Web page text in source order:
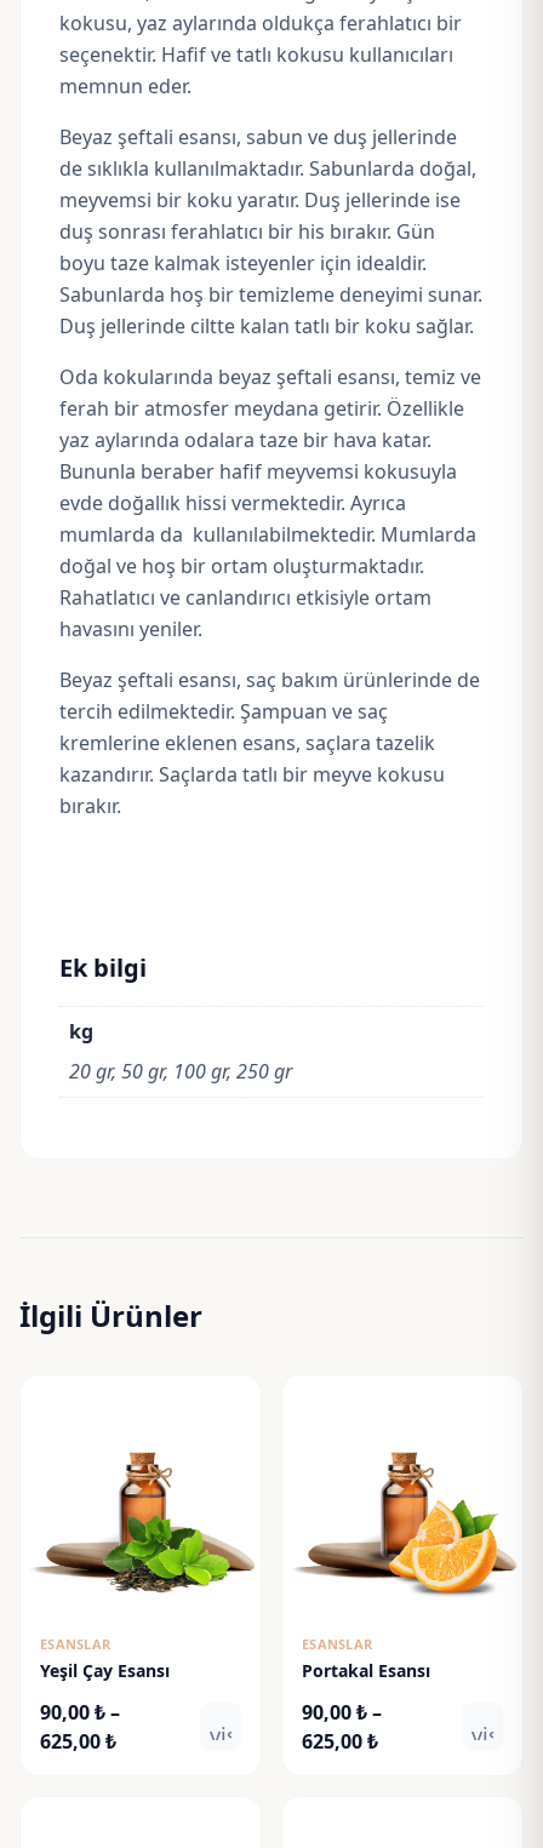
kokusu, yaz aylarında oldukça ferahlatıcı bir
seçenektir. Hafif ve tatlı kokusu kullanıcıları
memnun eder.
Beyaz şeftali esansı, sabun ve duş jellerinde
de sıklıkla kullanılmaktadır. Sabunlarda doğal,
meyvemsi bir koku yaratır. Duş jellerinde ise
duş sonrası ferahlatıcı bir his bırakır. Gün
boyu taze kalmak isteyenler için idealdir.
Sabunlarda hoş bir temizleme deneyimi sunar.
Duş jellerinde ciltte kalan tatlı bir koku sağlar.
Oda kokularında beyaz şeftali esansı, temiz ve
ferah bir atmosfer meydana getirir. Özellikle
yaz aylarında odalara taze bir hava katar.
Bununla beraber hafif meyvemsi kokusuyla
evde doğallık hissi vermektedir. Ayrıca
mumlarda da kullanılabilmektedir. Mumlarda
doğal ve hoş bir ortam oluşturmaktadır.
Rahatlatıcı ve canlandırıcı etkisiyle ortam
havasını yeniler.
Beyaz şeftali esansı, saç bakım ürünlerinde de
tercih edilmektedir. Şampuan ve saç
kremlerine eklenen esans, saçlara tazelik
kazandırır. Saçlarda tatlı bir meyve kokusu
bırakır.
Ek bilgi
kg
20 gr, 50 gr, 100 gr, 250 gr
İlgili Ürünler
ESANSLAR
Yeşil Çay Esansı
90,00₺–
625,00₺Fiyat
visibility
ESANSLAR
Portakal Esansı
90,00₺–
625,00₺Fiyat